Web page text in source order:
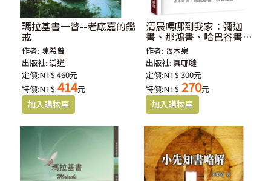
瑪拉基書一瞥--老底嘉的鑑
戒
作者: 陳希曾
出版社:活道
定價:NT$ 460元
特價:NT$ 414元
清晨嗎哪到我家：彌迦
書、那鴻書、哈巴谷書、
西番雅書
作者:張木泉
出版社:真哪噠
定價:NT$ 300元
特價:NT$ 270元